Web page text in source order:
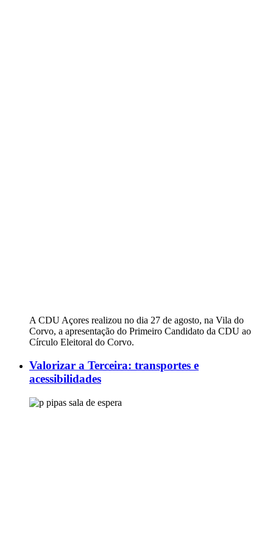
A CDU Açores realizou no dia 27 de agosto, na Vila do
Corvo, a apresentação do Primeiro Candidato da CDU ao
Círculo Eleitoral do Corvo.
Valorizar a Terceira: transportes e
acessibilidades